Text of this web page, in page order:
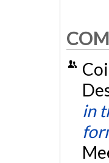
in